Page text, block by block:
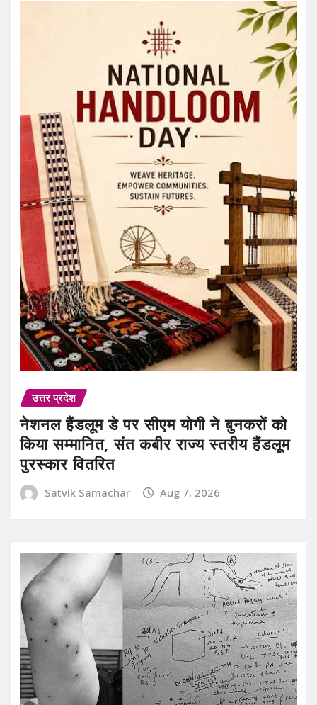
उत्तर प्रदेश
नेशनल हैंडलूम डे पर सीएम योगी ने बुनकरों को
किया सम्मानित, संत कबीर राज्य स्तरीय हैंडलूम
पुरस्कार वितरित
Satvik Samachar Aug 7, 2026